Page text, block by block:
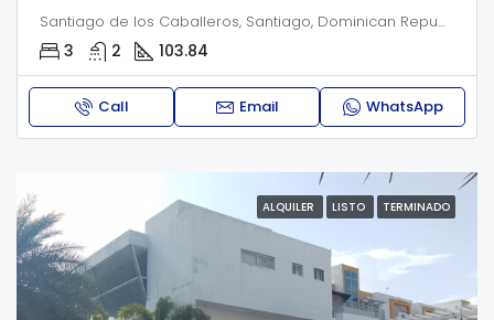
Santiago de los Caballeros, Santiago, Dominican Republic
3 2 103.84
Call Email WhatsApp
ALQUILER LISTO TERMINADO